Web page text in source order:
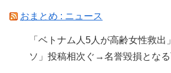
おまとめ : ニュース
「ベトナム人5人が高齢女性救
ソ」投稿相次ぐ→名誉毀損となる